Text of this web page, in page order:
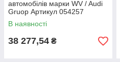
автомобілів марки WV / Audi
Gruop Артикул 054257
В наявності
38 277,54 ₴